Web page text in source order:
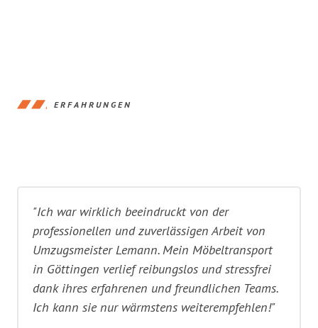
ERFAHRUNGEN
"Ich war wirklich beeindruckt von der
professionellen und zuverlässigen Arbeit von
Umzugsmeister Lemann. Mein Möbeltransport
in Göttingen verlief reibungslos und stressfrei
dank ihres erfahrenen und freundlichen Teams.
Ich kann sie nur wärmstens weiterempfehlen!"